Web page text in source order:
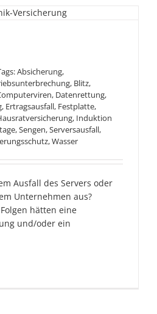
Absicherung,
, Blitz,
, Datenrettung,
, Ertragsausfall, Festplatte,
, Induktion
,Sengen,Serversausfall,
,Wasser
Ausfall des Servers oder
Unternehmen aus?
hätten eine
und/oder ein